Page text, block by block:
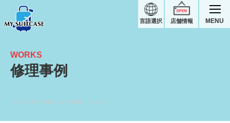
店舗情報
言語選択 MENU
WORKS
修理事例